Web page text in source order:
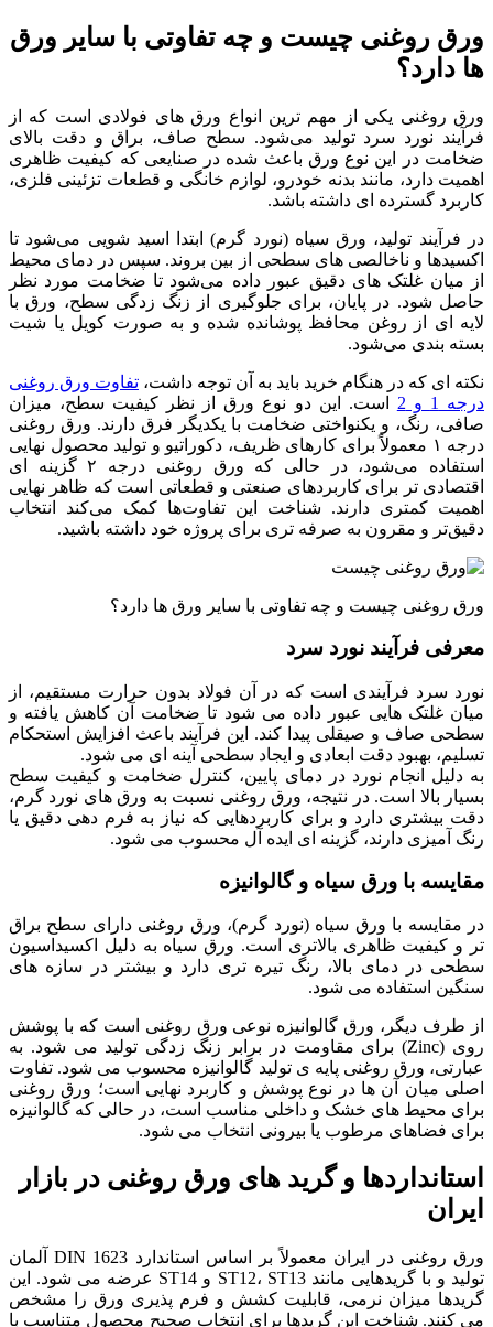
ورق روغنی چیست و چه تفاوتی با سایر ورق
ها دارد؟
ورق روغنی یکی از مهم‌ ترین انواع ورق‌ های فولادی است که از
فرآیند نورد سرد تولید می‌شود. سطح صاف، براق و دقت بالای
ضخامت در این نوع ورق باعث شده در صنایعی که کیفیت ظاهری
اهمیت دارد، مانند بدنه خودرو، لوازم خانگی و قطعات تزئینی فلزی،
کاربرد گسترده‌ ای داشته باشد.
در فرآیند تولید، ورق سیاه (نورد گرم) ابتدا اسید شویی می‌شود تا
اکسیدها و ناخالصی‌ های سطحی از بین بروند. سپس در دمای محیط
از میان غلتک‌ های دقیق عبور داده می‌شود تا ضخامت مورد نظر
حاصل شود. در پایان، برای جلوگیری از زنگ‌ زدگی سطح، ورق با
لایه‌ ای از روغن محافظ پوشانده شده و به‌ صورت کویل یا شیت
بسته‌ بندی می‌شود.
نکته‌ ای که در هنگام خرید باید به آن توجه داشت، تفاوت ورق روغنی
درجه 1 و 2
است. این دو نوع ورق از نظر کیفیت سطح، میزان
صافی، رنگ، و یکنواختی ضخامت با یکدیگر فرق دارند. ورق روغنی
درجه ۱ معمولاً برای کارهای ظریف، دکوراتیو و تولید محصول نهایی
استفاده می‌شود، در حالی که ورق روغنی درجه ۲ گزینه‌ ای
اقتصادی‌ تر برای کاربردهای صنعتی و قطعاتی است که ظاهر نهایی
اهمیت کمتری دارند. شناخت این تفاوت‌ها کمک می‌کند انتخاب
دقیق‌تر و مقرون‌ به‌ صرفه‌ تری برای پروژه خود داشته باشید.
ورق روغنی چیست و چه تفاوتی با سایر ورق ها دارد؟
معرفی فرآیند نورد سرد
نورد سرد فرآیندی است که در آن فولاد بدون حرارت مستقیم، از
میان غلتک هایی عبور داده می شود تا ضخامت آن کاهش یافته و
سطحی صاف و صیقلی پیدا کند. این فرآیند باعث افزایش استحکام
تسلیم، بهبود دقت ابعادی و ایجاد سطحی آینه ای می شود.
به دلیل انجام نورد در دمای پایین، کنترل ضخامت و کیفیت سطح
بسیار بالا است. در نتیجه، ورق روغنی نسبت به ورق های نورد گرم،
دقت بیشتری دارد و برای کاربردهایی که نیاز به فرم دهی دقیق یا
رنگ آمیزی دارند، گزینه ای ایده آل محسوب می شود.
مقایسه با ورق سیاه و گالوانیزه
در مقایسه با ورق سیاه (نورد گرم)، ورق روغنی دارای سطح براق
تر و کیفیت ظاهری بالاتری است. ورق سیاه به دلیل اکسیداسیون
سطحی در دمای بالا، رنگ تیره تری دارد و بیشتر در سازه های
سنگین استفاده می شود.
از طرف دیگر، ورق گالوانیزه نوعی ورق روغنی است که با پوشش
روی (Zinc) برای مقاومت در برابر زنگ زدگی تولید می شود. به
عبارتی، ورق روغنی پایه ی تولید گالوانیزه محسوب می شود. تفاوت
اصلی میان آن ها در نوع پوشش و کاربرد نهایی است؛ ورق روغنی
برای محیط های خشک و داخلی مناسب است، در حالی که گالوانیزه
برای فضاهای مرطوب یا بیرونی انتخاب می شود.
استانداردها و گرید های ورق روغنی در بازار
ایران
ورق روغنی در ایران معمولاً بر اساس استاندارد DIN 1623 آلمان
تولید و با گریدهایی مانند ST12، ST13 و ST14 عرضه می شود. این
گریدها میزان نرمی، قابلیت کشش و فرم پذیری ورق را مشخص
می کنند. شناخت این گریدها برای انتخاب صحیح محصول متناسب با